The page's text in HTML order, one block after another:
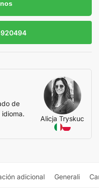
de
Alicja Tryskuc
adicional Generali